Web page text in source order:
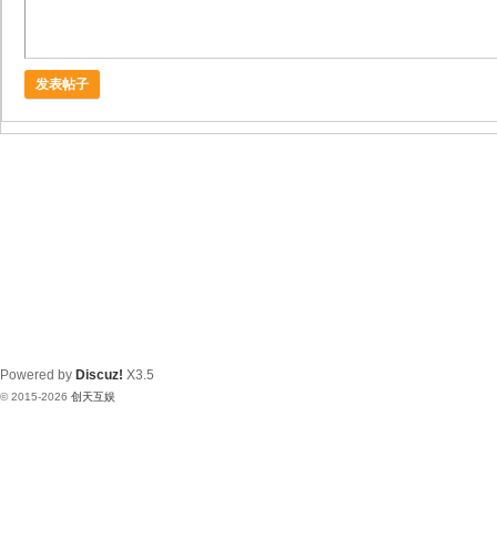
发表帖子
Powered by Discuz! X3.5
© 2015-2026 创天互娱